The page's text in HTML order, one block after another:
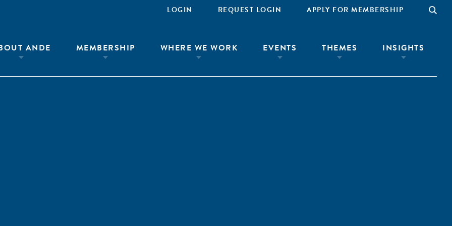
LOGIN REQUEST LOGIN APPLY FOR MEMBERSHIP
ANDE MEMBERSHIP WHERE WE WORK EVENTS THEMES INSIGHTS